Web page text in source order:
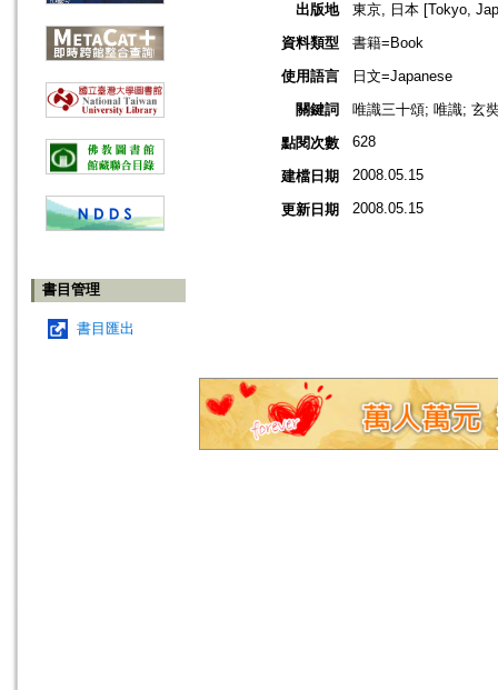
書目管理
書目匯出
出版地
東京, 日本 [Tokyo,
資料類型
書籍=Book
使用語言
日文=Japanese
關鍵詞
唯識三十頌; 唯識; 玄
點閱次數
628
建檔日期 2008.05.15
更新日期 2008.05.15